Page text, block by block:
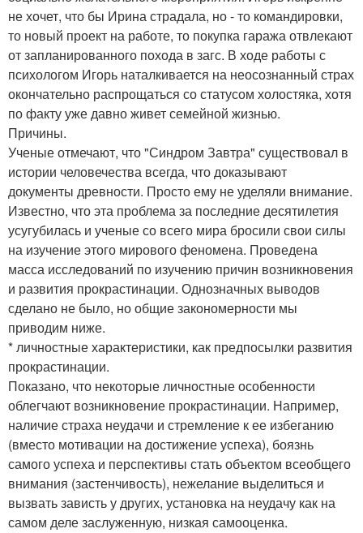
не хочет, что бы Ирина страдала, но - то командировки,
то новый проект на работе, то покупка гаража отвлекают
от запланированного похода в загс. В ходе работы с
психологом Игорь наталкивается на неосознанный страх
окончательно распрощаться со статусом холостяка, хотя
по факту уже давно живет семейной жизнью.
Причины.
Ученые отмечают, что "Синдром Завтра" существовал в
истории человечества всегда, что доказывают
документы древности. Просто ему не уделяли внимание.
Известно, что эта проблема за последние десятилетия
усугубилась и ученые со всего мира бросили свои силы
на изучение этого мирового феномена. Проведена
масса исследований по изучению причин возникновения
и развития прокрастинации. Однозначных выводов
сделано не было, но общие закономерности мы
приводим ниже.
* личностные характеристики, как предпосылки развития
прокрастинации.
Показано, что некоторые личностные особенности
облегчают возникновение прокрастинации. Например,
наличие страха неудачи и стремление к ее избеганию
(вместо мотивации на достижение успеха), боязнь
самого успеха и перспективы стать объектом всеобщего
внимания (застенчивость), нежелание выделиться и
вызвать зависть у других, установка на неудачу как на
самом деле заслуженную, низкая самооценка.